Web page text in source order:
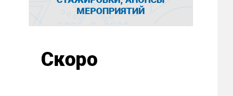
МЕРОПРИЯТИЙ
Скоро